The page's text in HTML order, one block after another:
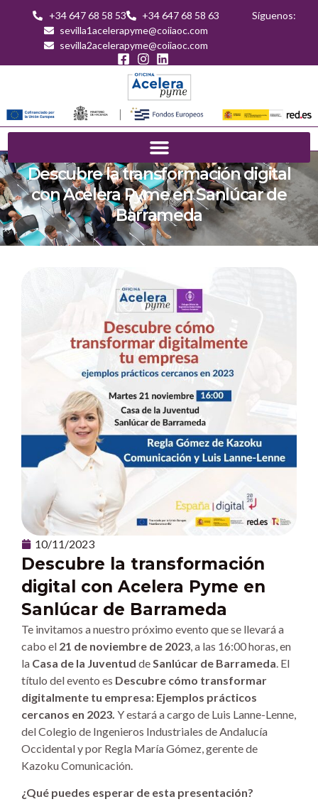
+34 647 68 58 53
+34 647 68 58 63
sevilla1acelerapyme@coiiaoc.com
sevilla2acelerapyme@coiiaoc.com
Síguenos:
Descubre la transformación digital
con Acelera Pyme en Sanlúcar de
Barrameda
10/11/2023
Descubre la transformación
digital con Acelera Pyme en
Sanlúcar de Barrameda
Te invitamos a nuestro próximo evento que se llevará a
cabo el 21 de noviembre de 2023 , a las 16:00 horas, en
la Casa de la Juventud de Sanlúcar de Barrameda . El
título del evento es Descubre cómo transformar
digitalmente tu empresa: Ejemplos prácticos
cercanos en 2023. Y estará a cargo de Luis Lanne-Lenne,
del Colegio de Ingenieros Industriales de Andalucía
Occidental y por Regla María Gómez, gerente de
Kazoku Comunicación.
¿Qué puedes esperar de esta presentación?